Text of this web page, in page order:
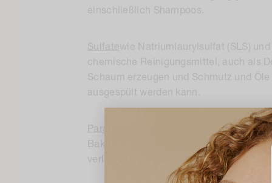
einschließlich Shampoos.
Sulfatewie Natriumlaurylsulfat (SLS)
chemische Reinigungsmittel, auch als
Schaum erzeugen und Schmutz und
ausgespült werden kann.
Parabene sind Konservierungsmitteldie
Bakterien und Schimmelpilzen zu
verlängern.